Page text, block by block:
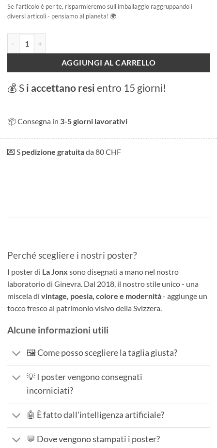
Se l'articolo è per te, risparmieremo sull'imballaggio raggruppando i
diversi articoli - pensiamo al pianeta! 🌍
AGGIUNGI AL CARRELLO
💰 S i accettano resi entro 15 giorni!
📦 Consegna in 3-5 giorni lavorativi
💌 S pedizione gratuitada 80 CHF
Perché scegliere i nostri poster?
I poster di La Jonx sono disegnati a mano nel nostro
laboratorio di Ginevra. Dal 2018, il nostro stile unico - una
miscela di vintage, poesia, colore e modernità- aggiunge un
tocco fresco al patrimonio visivo della Svizzera.
Alcune informazioni utili
🖼️ Come posso scegliere la taglia giusta?
💡 I poster vengono consegnati
incorniciati?
🤖 È fatto dall'intelligenza artificiale?
💬 Dove vengono stampati i poster?